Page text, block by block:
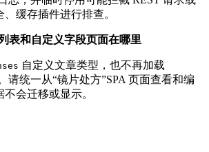
缓存插件进行排查。
表和自定义字段页面在哪里
自定义文章类型，也不再加载
请统一从“镜片处方”SPA 页面查看和编
会迁移或显示。